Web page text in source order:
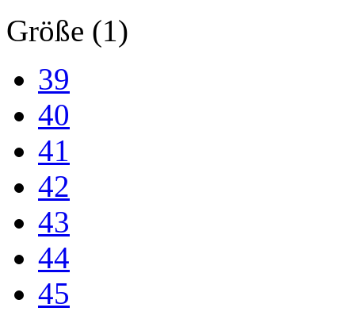
Größe (1)
39
40
41
42
43
44
45